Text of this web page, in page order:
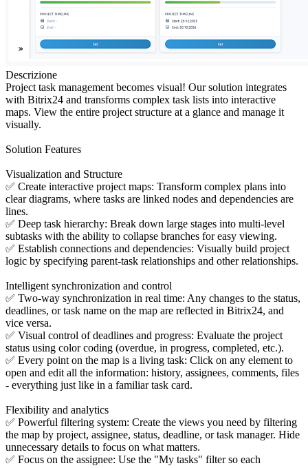
Descrizione
Project task management becomes visual! Our solution integrates
with Bitrix24 and transforms complex task lists into interactive
maps. View the entire project structure at a glance and manage it
visually.
Solution Features
Visualization and Structure
✅ Create interactive project maps: Transform complex plans into
clear diagrams, where tasks are linked nodes and dependencies are
lines.
✅ Deep task hierarchy: Break down large stages into multi-level
subtasks with the ability to collapse branches for easy viewing.
✅ Establish connections and dependencies: Visually build project
logic by specifying parent-task relationships and other relationships.
Intelligent synchronization and control
✅ Two-way synchronization in real time: Any changes to the status,
deadlines, or task name on the map are reflected in Bitrix24, and
vice versa.
✅ Visual control of deadlines and progress: Evaluate the project
status using color coding (overdue, in progress, completed, etc.).
✅ Every point on the map is a living task: Click on any element to
open and edit all the information: history, assignees, comments, files
- everything just like in a familiar task card.
Flexibility and analytics
✅ Powerful filtering system: Create the views you need by filtering
the map by project, assignee, status, deadline, or task manager. Hide
unnecessary details to focus on what matters.
✅ Focus on the assignee: Use the "My tasks" filter so each